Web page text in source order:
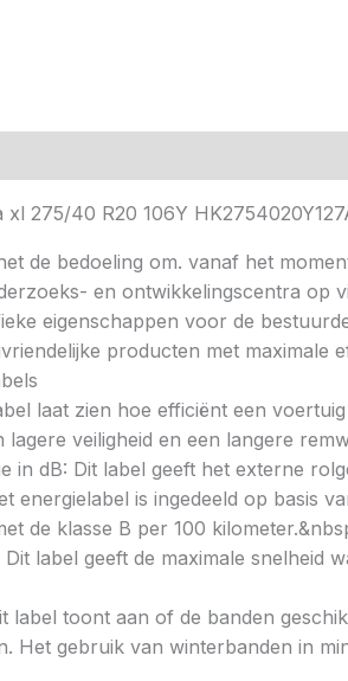
xl 275/40 R20 106Y
de bedoeling om. vanaf het
en ontwikkelingscentra op
eigenschappen voor de
producten met maximale
laat zien hoe efficiënt een
lagere veiligheid en een langere
in dB: Dit label geeft het externe
energielabel is ingedeeld op basis
de klasse B per 100
Dit label geeft de maximale snelheid
label toont aan of de banden
Het gebruik van winterbanden in